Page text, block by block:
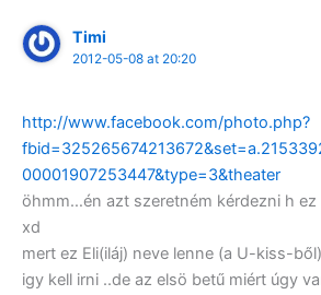
Timi
2012-05-08 at 20:20
http://www.facebook.com/photo.php?
00001907253447&type=3&theater
öhmm…én azt szeretném kérdezni h ez
xd
mert ez Eli(iláj) neve lenne (a U-kiss-
igy kell irni ..de az elsö betű miért úgy